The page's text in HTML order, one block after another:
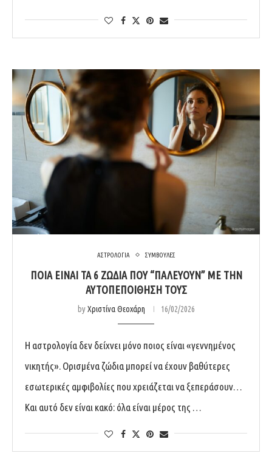
ΑΣΤΡΟΛΟΓΙΑ ΣΥΜΒΟΥΛΕΣ
ΠΟΙΆ ΕΊΝΑΙ ΤΑ 6 ΖΏΔΙΑ ΠΟΥ “ΠΑΛΕΎΟΥΝ” ΜΕ ΤΗΝ
ΑΥΤΟΠΕΠΟΊΘΗΣΗ ΤΟΥΣ
byΧριστίνα Θεοχάρη 16/02/2026
Η αστρολογία δεν δείχνει μόνο ποιος είναι «γεννημένος
νικητής». Ορισμένα ζώδια μπορεί να έχουν βαθύτερες
εσωτερικές αμφιβολίες που χρειάζεται να ξεπεράσουν…
Και αυτό δεν είναι κακό: όλα είναι μέρος της …